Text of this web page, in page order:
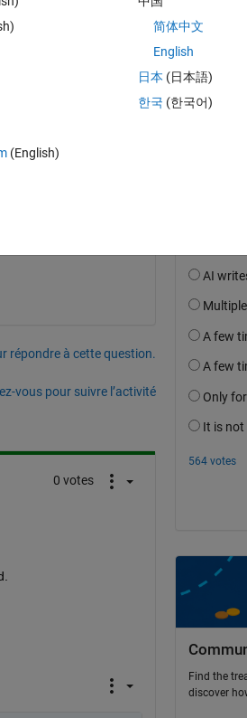
répondre à cette question.
vous pour suivre l’activité
0 votes
Acceptée :
Find the
discover
(English)
简体中文
English
日本 (日本語)
한국 (한국어)